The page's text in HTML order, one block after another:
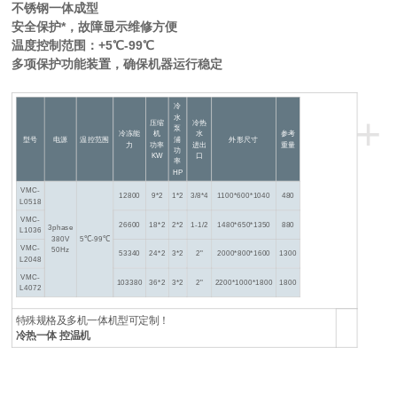
不锈钢一体成型
安全保护*，故障显示维修方便
温度控制范围：+5℃-99℃
多项保护功能装置，确保机器运行稳定
+
型号 电源 温控范围
冷冻能
力
压缩
机
功率
KW
冷
水
泵
浦
功
率
HP
冷热
水
进出
口
外形尺寸
参考
重量
VMC-
L0518
3phase
380V
50Hz
5℃-99℃
12800 9*2 1*2 3/8*4 1100*600*1040 480
VMC-
L1036
26600 18*2 2*2 1-1/2 1480*650*1350 880
VMC-
L2048
53340 24*2 3*2 2" 2000*800*1600 1300
VMC-
L4072
103380 36*2 3*2 2" 2200*1000*1800 1800
特殊规格及多机一体机型可定制！
冷热一体 控温机